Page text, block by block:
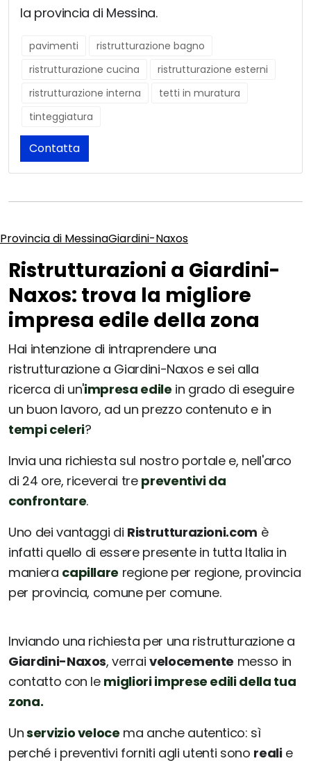
la provincia di Messina.
pavimenti
ristrutturazione bagno
ristrutturazione cucina
ristrutturazione esterni
ristrutturazione interna
tetti in muratura
tinteggiatura
Contatta
Provincia di MessinaGiardini-Naxos
Ristrutturazioni a Giardini-
Naxos: trova la migliore
impresa edile della zona
Hai intenzione di intraprendere una
ristrutturazione a Giardini-Naxos e sei alla
ricerca di un'impresa edile in grado di eseguire
un buon lavoro, ad un prezzo contenuto e in
tempi celeri?
Invia una richiesta sul nostro portale e, nell'arco
di 24 ore, riceverai tre preventivi da
confrontare.
Uno dei vantaggi di Ristrutturazioni.com è
infatti quello di essere presente in tutta Italia in
maniera capillare regione per regione, provincia
per provincia, comune per comune.
Inviando una richiesta per una ristrutturazione a
Giardini-Naxos, verrai velocemente messo in
contatto con le migliori imprese edili della tua
zona.
Unservizio veloce ma anche autentico: sì
perché i preventivi forniti agli utenti sono realie